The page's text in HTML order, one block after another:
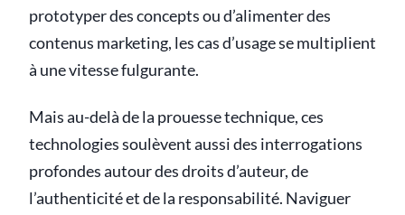
prototyper des concepts ou d’alimenter des
contenus marketing, les cas d’usage se multiplient
à une vitesse fulgurante.
Mais au-delà de la prouesse technique, ces
technologies soulèvent aussi des interrogations
profondes autour des droits d’auteur, de
l’authenticité et de la responsabilité. Naviguer